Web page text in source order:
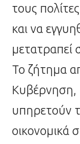
τους
και να
μετατραπεί
Το ζήτημα
Κυβέρνηση,
υπηρετούν
οικονομικά